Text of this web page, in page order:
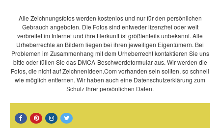
Alle Zeichnungsfotos werden kostenlos und nur für den persönlichen
Gebrauch angeboten. Die Fotos sind entweder lizenzfrei oder weit
verbreitet im Internet und ihre Herkunft ist größtenteils unbekannt. Alle
Urheberrechte an Bildern liegen bei ihren jeweiligen Eigentümern. Bei
Problemen im Zusammenhang mit dem Urheberrecht kontaktieren Sie uns
bitte oder füllen Sie das DMCA-Beschwerdeformular aus. Wir werden die
Fotos, die nicht auf ZeichnenIdeen.Com vorhanden sein sollten, so schnell
wie möglich entfernen. Wir haben auch eine Datenschutzerklärung zum
Schutz Ihrer persönlichen Daten.